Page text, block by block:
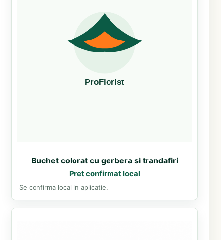
Buchet colorat cu gerbera si trandafiri
Pret confirmat local
Se confirma local in aplicatie.